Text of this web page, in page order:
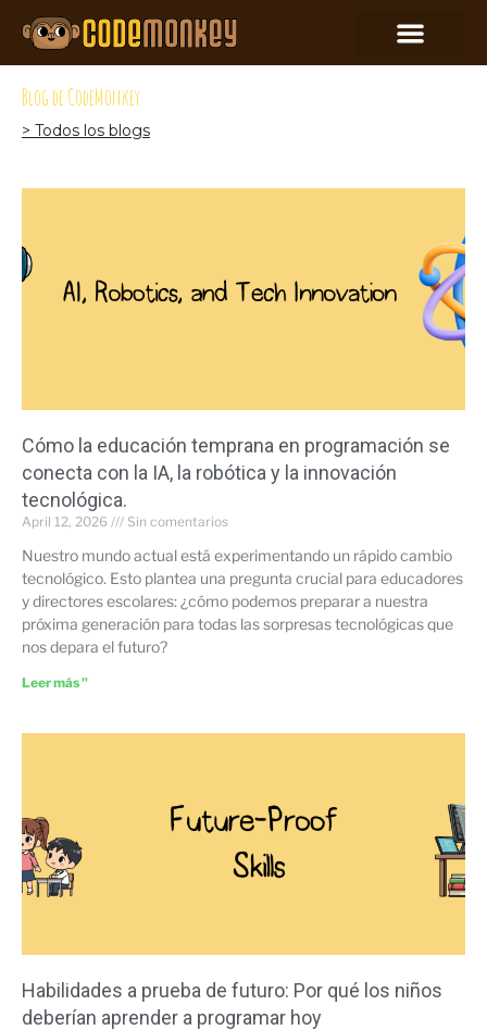
Blog de CodeMonkey
> Todos los blogs
Cómo la educación temprana en programación se
conecta con la IA, la robótica y la innovación
tecnológica.
April 12, 2026 Sin comentarios
Nuestro mundo actual está experimentando un rápido cambio
tecnológico. Esto plantea una pregunta crucial para educadores
y directores escolares: ¿cómo podemos preparar a nuestra
próxima generación para todas las sorpresas tecnológicas que
nos depara el futuro?
Leer más "
Habilidades a prueba de futuro: Por qué los niños
deberían aprender a programar hoy